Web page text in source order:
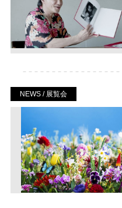
NEWS / 展覧会